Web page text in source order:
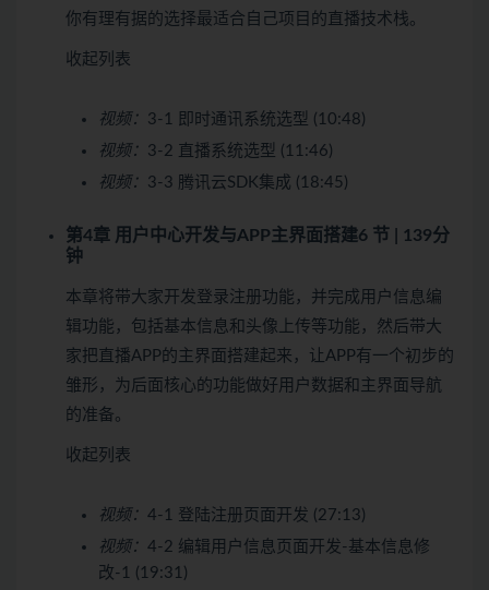
你有理有据的选择最适合自己项目的直播技术栈。
收起列表
视频： 3-1 即时通讯系统选型 (10:48)
视频： 3-2 直播系统选型 (11:46)
视频： 3-3 腾讯云SDK集成 (18:45)
第4章 用户中心开发与APP主界面搭建6 节 | 139分
钟
本章将带大家开发登录注册功能，并完成用户信息编
辑功能，包括基本信息和头像上传等功能，然后带大
家把直播APP的主界面搭建起来，让APP有一个初步的
雏形，为后面核心的功能做好用户数据和主界面导航
的准备。
收起列表
视频： 4-1 登陆注册页面开发 (27:13)
视频： 4-2 编辑用户信息页面开发-基本信息修
改-1 (19:31)